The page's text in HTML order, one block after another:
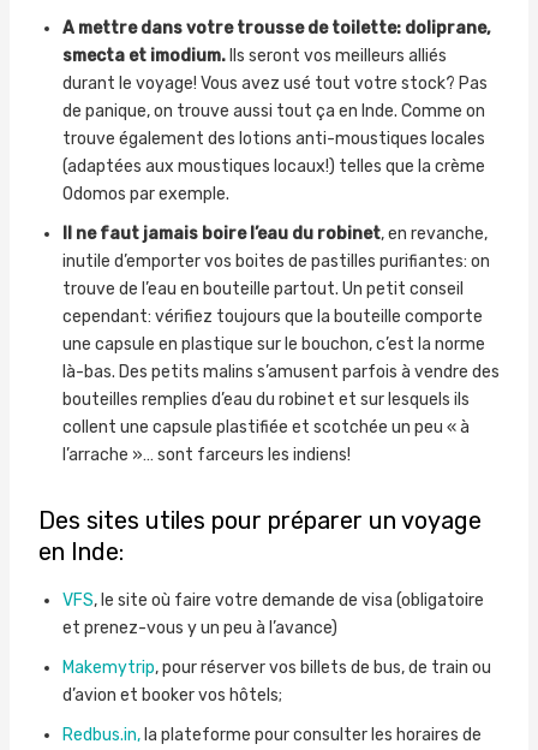
A mettre dans votre trousse de toilette: doliprane,
smecta et imodium.Ils seront vos meilleurs alliés
durant le voyage! Vous avez usé tout votre stock? Pas
de panique, on trouve aussi tout ça en Inde. Comme on
trouve également des lotions anti-moustiques locales
(adaptées aux moustiques locaux!) telles que la crème
Odomos par exemple.
Il ne faut jamais boire l’eau du robinet, en revanche,
inutile d’emporter vos boites de pastilles purifiantes: on
trouve de l’eau en bouteille partout. Un petit conseil
cependant: vérifiez toujours que la bouteille comporte
une capsule en plastique sur le bouchon, c’est la norme
là-bas. Des petits malins s’amusent parfois à vendre des
bouteilles remplies d’eau du robinet et sur lesquels ils
collent une capsule plastifiée et scotchée un peu « à
l’arrache »… sont farceurs les indiens!
Des sites utiles pour préparer un voyage
en Inde:
VFS, le site où faire votre demande de visa (obligatoire
et prenez-vous y un peu à l’avance)
Makemytrip, pour réserver vos billets de bus, de train ou
d’avion et booker vos hôtels;
Redbus.in,la plateforme pour consulter les horaires de